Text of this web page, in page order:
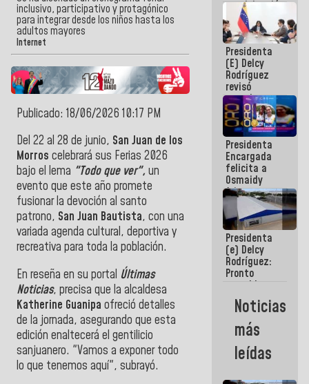
inclusivo, participativo y protagónico
para integrar desde los niños hasta los
adultos mayores
Internet
Publicado: 18/06/2026 10:17 PM
Del 22 al 28 de junio, San Juan de los
Morros celebrará sus Ferias 2026
bajo el lema "Todo que ver", un
evento que este año promete
fusionar la devoción al santo
patrono, San Juan Bautista, con una
variada agenda cultural, deportiva y
recreativa para toda la población.
En reseña en su portal Últimas
Noticias, precisa que la alcaldesa
Katherine Guanipa ofreció detalles
de la jornada, asegurando que esta
edición enaltecerá el gentilicio
sanjuanero. "Vamos a exponer todo
lo que tenemos aquí", subrayó.
participación
de
Venezuela
en Juegos
Centroamericanos
y del Caribe
2026
Presidenta
(E) Delcy
Rodríguez
revisó
agenda
económica y
ejecución de
fondos de
emergencia
post-sismos
Presidenta
Encargada
felicita a
Osmaidy
Arias y
Giraly
Marcano por
hacer
historia en
los
Centroamericanos
Presidenta
(e) Delcy
Rodríguez:
Pronto
restableceremos
las
operaciones
Aeropuerto
Internacional
de
Noticias
más
leídas